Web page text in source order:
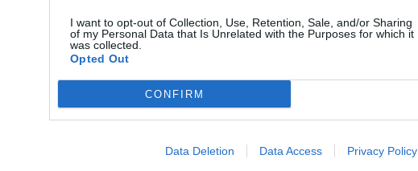
I want to opt-out of Collection, Use, Retention, Sale, and/or Sharing
of my Personal Data that Is Unrelated with the Purposes for which it
was collected.
Opted Out
CONFIRM
Data Deletion Data Access Privacy Policy
c'è il dato ufficiale:
RN superano il 33%